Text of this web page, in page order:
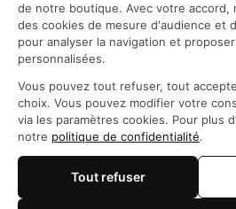
Politique de retour et remboursement
Coordonnées
Questions fréquemment posées
© 2026 Maison
de notre boutique. Avec votre accord,
des cookies de mesure d'audience et
pour analyser la navigation et
personnalisées.
Vous pouvez tout refuser, tout
choix. Vous pouvez modifier votre
via les paramètres cookies. Pour plus
notre politique de confidentialité.
Tout refuser